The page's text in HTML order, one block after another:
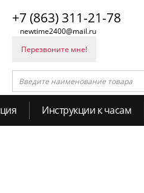
+7 (863) 311-21-78
newtime2400@mail.ru
Перезвоните мне!
Инструкции к часам